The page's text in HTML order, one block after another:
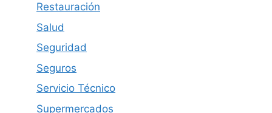
Restauración
Salud
Seguridad
Seguros
Servicio Técnico
Supermercados